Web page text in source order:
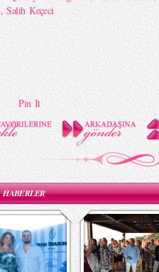
,Salih Keçeci
Pin It